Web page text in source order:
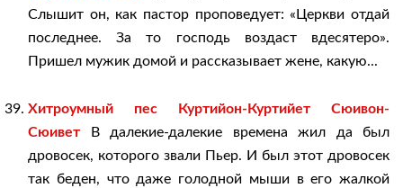
Слышит он, как пастор проповедует: «Церкви отдай
последнее. За то господь воздаст вдесятеро».
Пришел мужик домой и рассказывает жене, какую...
Хитроумный пес Куртийон-Куртийет Сюивон-
Сюивет В далекие-далекие времена жил да был
дровосек, которого звали Пьер. И был этот дровосек
так беден, что даже голодной мыши в его жалкой